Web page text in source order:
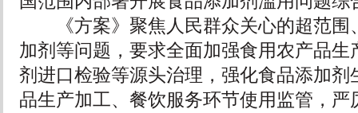
《方案》聚焦人民群众关心的超范围
加剂等问题，要求全面加强食用农产品生
剂进口检验等源头治理，强化食品添加剂
品生产加工、餐饮服务环节使用监管，严